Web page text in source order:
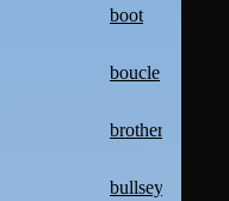
boot
boucle
brother
bullseye